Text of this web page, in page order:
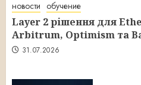
новости обучение
Layer 2 рішення для
Arbitrum, Optimism та
31.07.2026